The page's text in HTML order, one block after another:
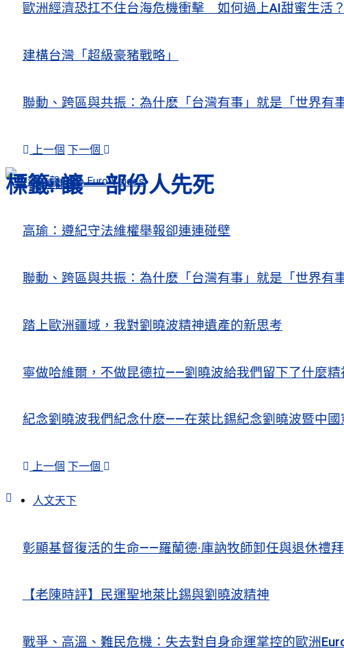
歐洲經濟恐扛不住台海危機衝擊 如何過上AI甜蜜生活
建構台灣「超級豪豬戰略」
聯動、跨區與共振：為什麽「台灣有事」就是「世界
上一個 下一個
人權觀察
高瑜：遵紀守法維權舉報卻連連碰壁
聯動、跨區與共振：為什麽「台灣有事」就是「世界
踏上歐洲疆域，我對劉曉波精神遺產的新思考
寧做哈維爾，不做昆德拉——劉曉波給我們留下了什麼精
紀念劉曉波我們紀念什麽——在萊比錫紀念劉曉波暨中
上一個 下一個
人文天下
彰顯基督復活的生命——羅蘭德·庫訥牧師卸任與退休禮
【老陳時評】民運聖地萊比錫與劉曉波精神
戰爭、高溫、難民危機：失去對自身命運掌控的歐洲
關注熱點
標籤:讓一部份人先死